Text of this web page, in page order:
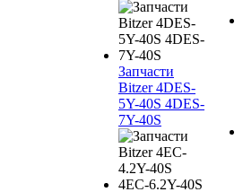
Запчасти
Bitzer 4DES-
5Y-40S 4DES-
7Y-40S